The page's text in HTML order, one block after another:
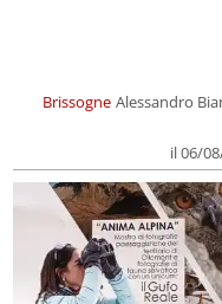
Brissogne Alessandro
il 06/